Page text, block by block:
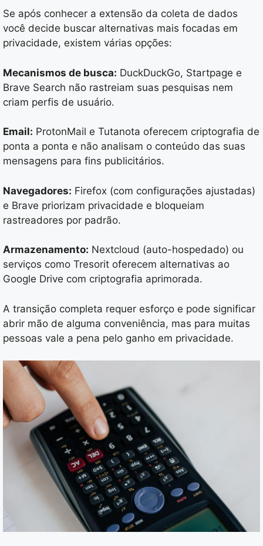
Se após conhecer a extensão da coleta de dados
você decide buscar alternativas mais focadas em
privacidade, existem várias opções:
Mecanismos de busca: DuckDuckGo, Startpage e
Brave Search não rastreiam suas pesquisas nem
criam perfis de usuário.
Email: ProtonMail e Tutanota oferecem criptografia de
ponta a ponta e não analisam o conteúdo das suas
mensagens para fins publicitários.
Navegadores: Firefox (com configurações ajustadas)
e Brave priorizam privacidade e bloqueiam
rastreadores por padrão.
Armazenamento: Nextcloud (auto-hospedado) ou
serviços como Tresorit oferecem alternativas ao
Google Drive com criptografia aprimorada.
A transição completa requer esforço e pode significar
abrir mão de alguma conveniência, mas para muitas
pessoas vale a pena pelo ganho em privacidade.